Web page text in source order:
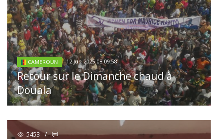
CAMEROUN 12 Jun 2025 08:09:58
Retour sur le Dimanche chaud à
Douala
5453 /